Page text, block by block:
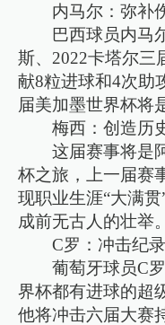
内马尔：弥补
巴西球员内马
斯、2022卡塔尔三
献8粒进球和4次助
届美加墨世界杯将
梅西：创造历
这届赛事将是
杯之旅，上一届赛
现职业生涯“大满
成前无古人的壮举。
C罗：冲击纪录
葡萄牙球员C
界杯都有进球的超
他将冲击六届大赛